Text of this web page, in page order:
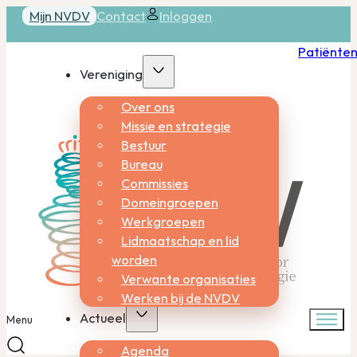
Mijn NVDV Contact Inloggen
Vereniging
Over ons
Missie en strategie
Bestuur
Bureau
Commissies
Domeingroepen
Werkgroepen
Lidmaatschap en lid
worden
Verwante organisaties
Werken bij de NVDV
Actueel
Agenda
Menu